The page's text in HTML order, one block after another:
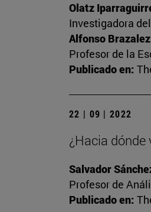
Olatz
Investigadora
Alfonso Brazalez
Profesor de la
Publicado en:
22 | 09 | 2022
¿Hacia dónde
Salvador
Profesor de
Publicado en: